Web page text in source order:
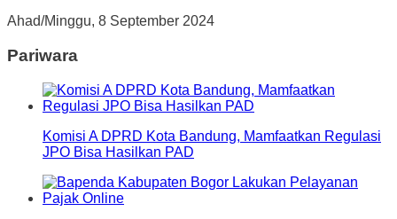
Ahad/Minggu, 8 September 2024
Pariwara
Komisi A DPRD Kota Bandung, Mamfaatkan Regulasi
JPO Bisa Hasilkan PAD